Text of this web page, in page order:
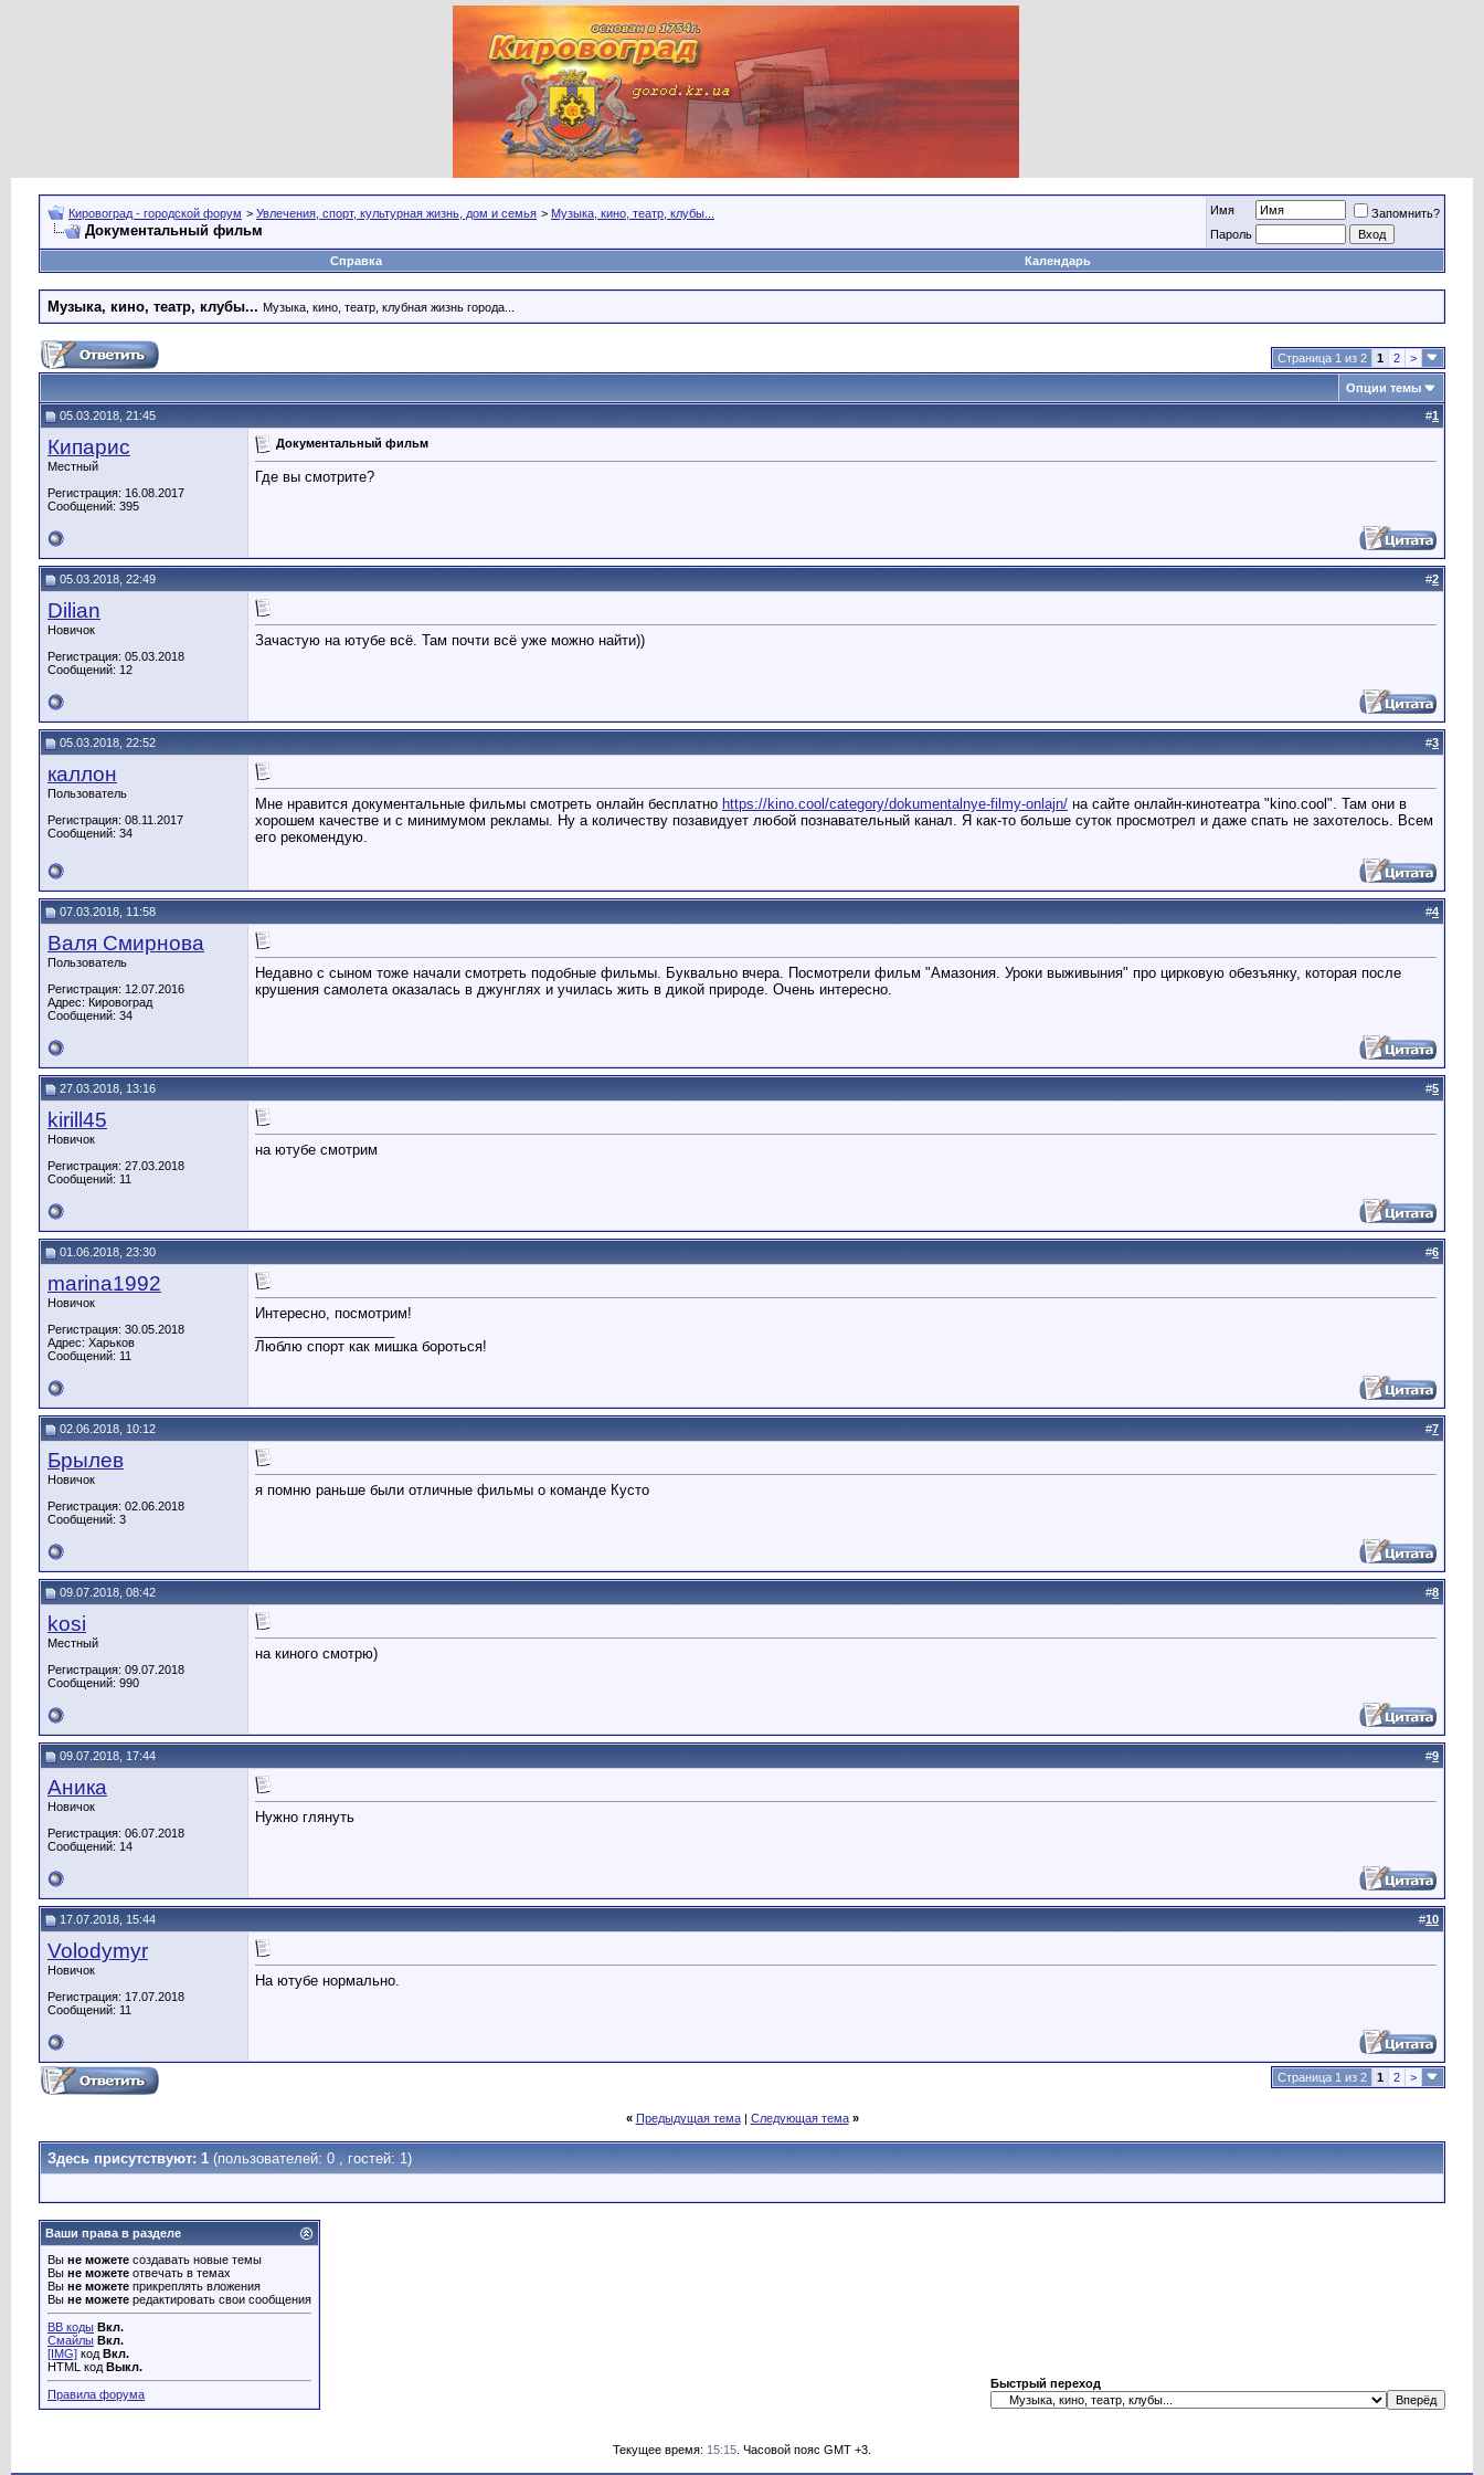
Кировоград - городской форум > Увлечения, спорт, культурная жизнь, дом и семья > Музыка, кино, театр, клубы...
Документальный фильм
Имя
Запомнить?
Пароль
Справка
Календарь
Музыка, кино, театр, клубы... Музыка, кино, театр, клубная жизнь города...
Страница 1 из 2 1 2 >
Опции темы
05.03.2018, 21:45 #1
Кипарис
Местный
Регистрация: 16.08.2017
Сообщений: 395
Документальный фильм
Где вы смотрите?
05.03.2018, 22:49 #2
Dilian
Новичок
Регистрация: 05.03.2018
Сообщений: 12
Зачастую на ютубе всё. Там почти всё уже можно найти))
05.03.2018, 22:52 #3
каллон
Пользователь
Регистрация: 08.11.2017
Сообщений: 34
Мне нравится документальные фильмы смотреть онлайн бесплатно https://kino.cool/category/dokumentalnye-filmy-onlajn/ на сайте онлайн-кинотеатра "kino.cool". Там они в
хорошем качестве и с минимумом рекламы. Ну а количеству позавидует любой познавательный канал. Я как-то больше суток просмотрел и даже спать не захотелось. Всем
его рекомендую.
07.03.2018, 11:58 #4
Валя Смирнова
Пользователь
Регистрация: 12.07.2016
Адрес: Кировоград
Сообщений: 34
Недавно с сыном тоже начали смотреть подобные фильмы. Буквально вчера. Посмотрели фильм "Амазония. Уроки выживыния" про цирковую обезъянку, которая после
крушения самолета оказалась в джунглях и училась жить в дикой природе. Очень интересно.
27.03.2018, 13:16 #5
kirill45
Новичок
Регистрация: 27.03.2018
Сообщений: 11
на ютубе смотрим
01.06.2018, 23:30 #6
marina1992
Новичок
Регистрация: 30.05.2018
Адрес: Харьков
Сообщений: 11
Интересно, посмотрим!
Люблю спорт как мишка бороться!
02.06.2018, 10:12 #7
Брылев
Новичок
Регистрация: 02.06.2018
Сообщений: 3
я помню раньше были отличные фильмы о команде Кусто
09.07.2018, 08:42 #8
kosi
Местный
Регистрация: 09.07.2018
Сообщений: 990
на киного смотрю)
09.07.2018, 17:44 #9
Аника
Новичок
Регистрация: 06.07.2018
Сообщений: 14
Нужно глянуть
17.07.2018, 15:44 #10
Volodymyr
Новичок
Регистрация: 17.07.2018
Сообщений: 11
На ютубе нормально.
Страница 1 из 2 1 2 >
« Предыдущая тема| Следующая тема »
Здесь присутствуют: 1 (пользователей: 0 , гостей: 1)
Ваши права в разделе
Вы не можете создавать новые темы
Вы не можете отвечать в темах
Вы не можете прикреплять вложения
Вы не можете редактировать свои сообщения
BB коды Вкл.
Смайлы Вкл.
[IMG] код Вкл.
HTML код Выкл.
Правила форума
Быстрый переход
Текущее время: 15:15 . Часовой пояс GMT +3.